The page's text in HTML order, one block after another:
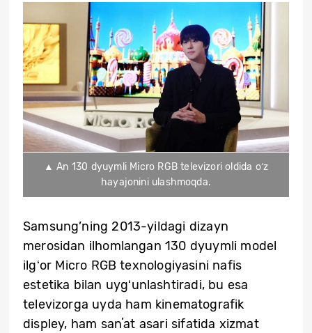
▲ An 130 dyuymli Micro RGB televizori oldida oʻz
hayajonini ulashmoqda.
Samsung’ning 2013-yildagi dizayn
merosidan ilhomlangan 130 dyuymli model
ilgʻor Micro RGB texnologiyasini nafis
estetika bilan uygʻunlashtiradi, bu esa
televizorga uyda ham kinematografik
displey, ham sanʼat asari sifatida xizmat